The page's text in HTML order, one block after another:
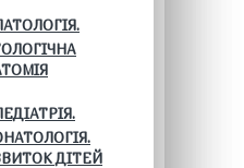
ДІТЕЙ